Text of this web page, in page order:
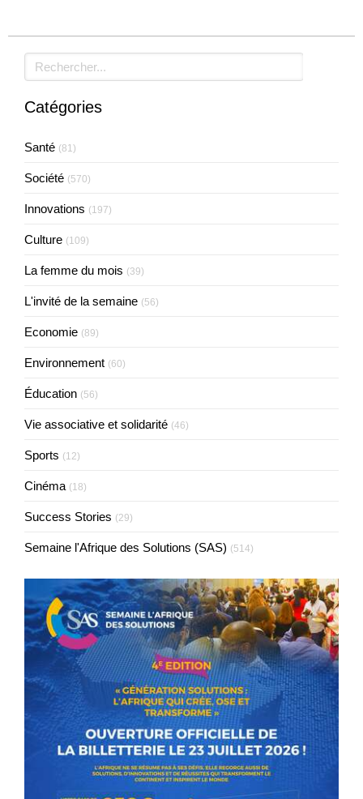
Rechercher
Catégories
Santé (81)
Société (570)
Innovations (197)
Culture (109)
La femme du mois (39)
L'invité de la semaine (56)
Economie (89)
Environnement (60)
Éducation (56)
Vie associative et solidarité (46)
Sports (12)
Cinéma (18)
Success Stories (29)
Semaine l'Afrique des Solutions (SAS) (514)